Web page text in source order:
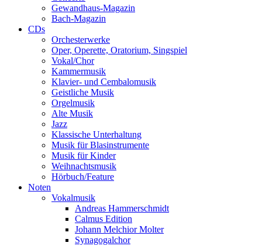
Gewandhaus-Magazin
Bach-Magazin
CDs
Orchesterwerke
Oper, Operette, Oratorium, Singspiel
Vokal/Chor
Kammermusik
Klavier- und Cembalomusik
Geistliche Musik
Orgelmusik
Alte Musik
Jazz
Klassische Unterhaltung
Musik für Blasinstrumente
Musik für Kinder
Weihnachtsmusik
Hörbuch/Feature
Noten
Vokalmusik
Andreas Hammerschmidt
Calmus Edition
Johann Melchior Molter
Synagogalchor